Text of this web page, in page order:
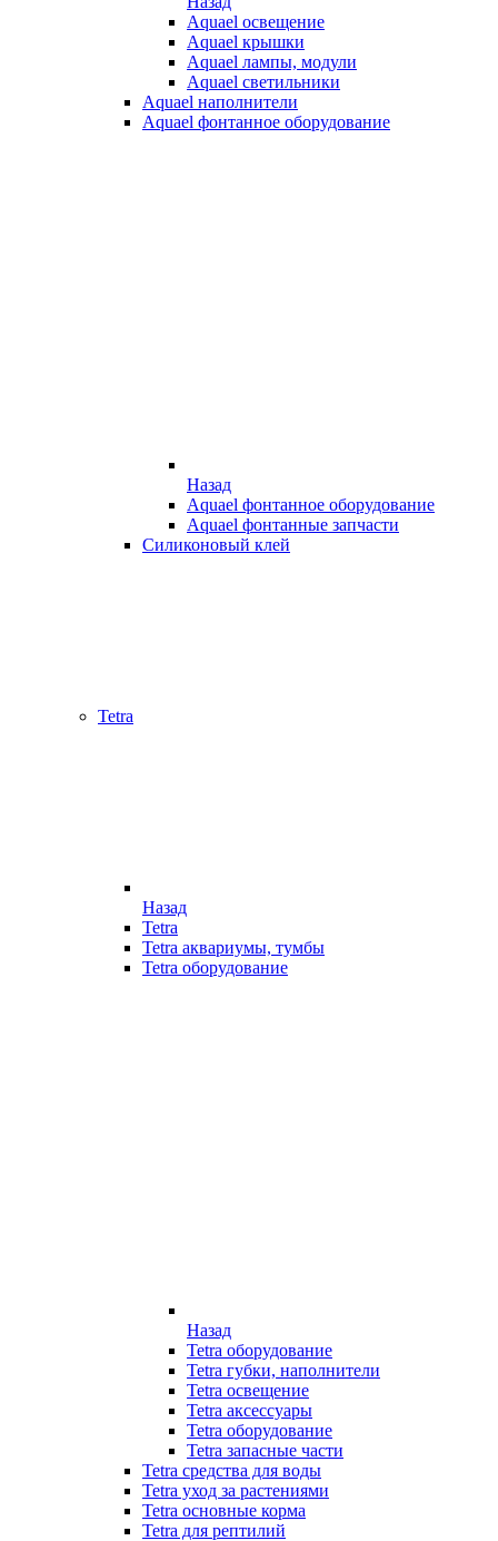
Aquael освещение
Aquael крышки
Aquael лампы, модули
Aquael светильники
Aquael наполнители
Aquael фонтанное оборудование
Назад
Aquael фонтанное оборудование
Aquael фонтанные запчасти
Силиконовый клей
Tetra
Назад
Tetra
Tetra аквариумы, тумбы
Tetra оборудование
Назад
Tetra оборудование
Tetra губки, наполнители
Tetra освещение
Tetra аксессуары
Tetra оборудование
Tetra запасные части
Tetra средства для воды
Tetra уход за растениями
Tetra основные корма
Tetra для рептилий